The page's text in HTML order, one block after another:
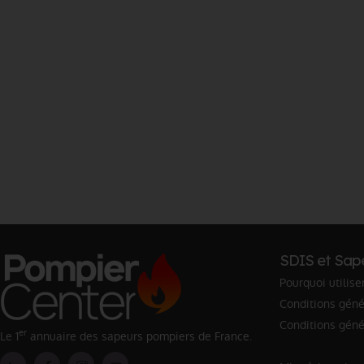
Le 1er annuaire des sapeurs pompiers de France.
SDIS et
Pourquoi
Conditions
Conditions